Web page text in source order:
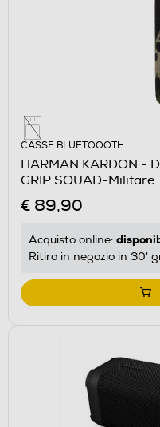
CASSE BLUETOOOTH
HARMAN KARDON -
GRIP SQUAD-Militare
€ 89,90
Acquisto online:
Ritiro in negozio in 30'